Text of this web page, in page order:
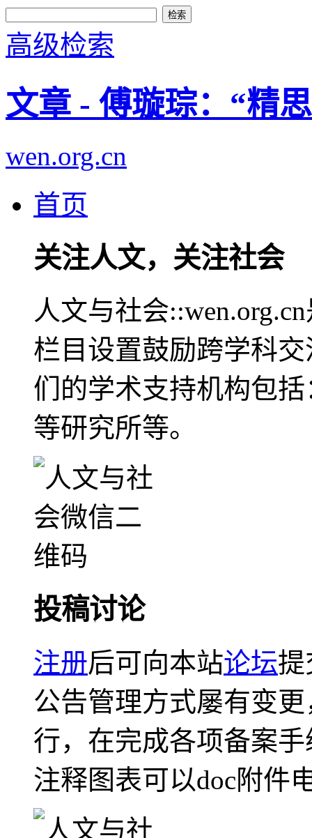
高级检索
文章 - 傅璇琮：“精
wen.org.cn
首页
关注人文，关注社会
人文与社会
栏目设置鼓励跨学科
们的学术支持机构包
等研究所等。
投稿讨论
注册后可向本站论坛提
公告管理方式屡有变
行，在完成各项备案
注释图表可以doc附件